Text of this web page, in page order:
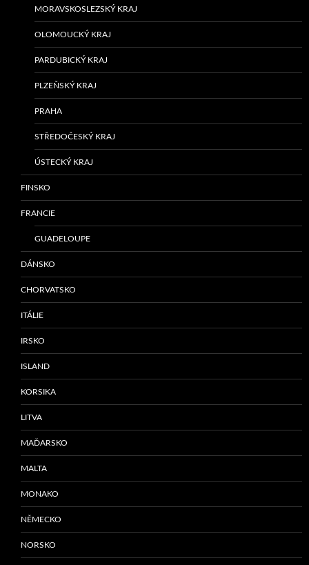
MORAVSKOSLEZSKÝ KRAJ
OLOMOUCKÝ KRAJ
PARDUBICKÝ KRAJ
PLZEŇSKÝ KRAJ
PRAHA
STŘEDOČESKÝ KRAJ
ÚSTECKÝ KRAJ
FINSKO
FRANCIE
GUADELOUPE
DÁNSKO
CHORVATSKO
ITÁLIE
IRSKO
ISLAND
KORSIKA
LITVA
MAĎARSKO
MALTA
MONAKO
NĚMECKO
NORSKO